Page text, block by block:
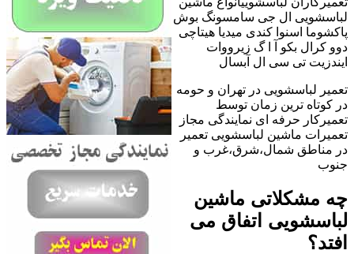
لباسشویی ال جی سامسونگ بوش
پاکشوما اسنوا کندی میدیا هیتاچی
دوو کرال بکو آ ا گ زیرووات
ایندزیت تی سی ال آبسال
تعمیر لباسشویی در تهران و حومه
در کوتاه ترین زمان توسط
تعمیرکار حرفه ای نمایندگی مجاز
تعمیرات ماشین لباسشویی تعمیر
در مناطق شمال،شرق،غرب و
جنوب
چه مشکلاتی ماشین
لباسشویی اتفاق می
افتد؟